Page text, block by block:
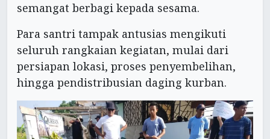
semangat berbagi kepada sesama.
Para santri tampak antusias mengikuti
seluruh rangkaian kegiatan, mulai dari
persiapan lokasi, proses penyembelihan,
hingga pendistribusian daging kurban.